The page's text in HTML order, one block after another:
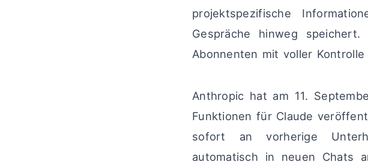
projektspezifische
Gespräche hinweg
Abonnenten mit voller
Anthropic hat am 11.
Funktionen für Claude
sofort an vorherige
automatisch in neuen Chats